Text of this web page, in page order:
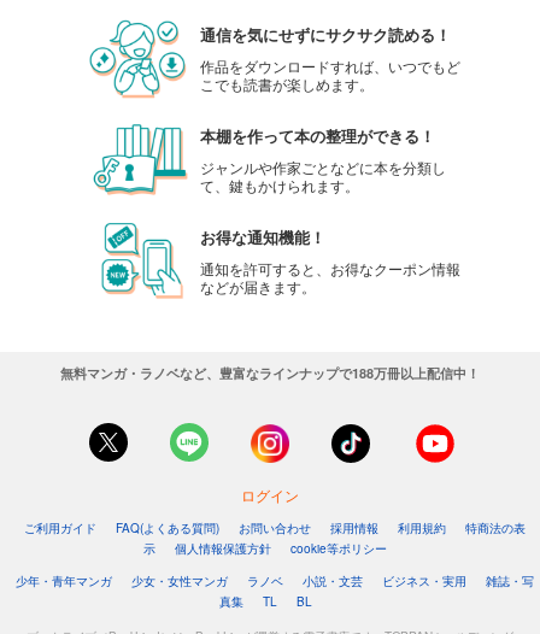
通信を気にせずにサクサク読める！
作品をダウンロードすれば、いつでもど
こでも読書が楽しめます。
本棚を作って本の整理ができる！
ジャンルや作家ごとなどに本を分類し
て、鍵もかけられます。
お得な通知機能！
通知を許可すると、お得なクーポン情報
などが届きます。
無料マンガ・ラノベなど、豊富なラインナップで188万冊以上配信中！
ログイン
ご利用ガイド FAQ(よくある質問) お問い合わせ 採用情報 利用規約
特商法の表
示
個人情報保護方針
cookie等ポリシー
少年・青年マンガ
少女・女性マンガ ラノベ 小説・文芸 ビジネス・実用
雑誌・写
真集
TL BL